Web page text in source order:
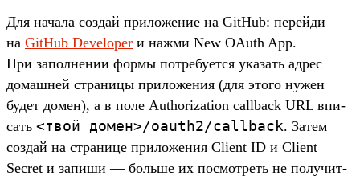
Для начала соз­дай при­ложе­ние на GitHub: перей­ди
на GitHub Developer и наж­ми New OAuth App.
При запол­нении фор­мы пот­ребу­ется ука­зать адрес
домаш­ней стра­ницы при­ложе­ния (для это­го нужен
будет домен), а в поле Authorization callback URL впи­
сать <твой домен>/oauth2/callback. Затем
соз­дай на стра­нице при­ложе­ния Client ID и Client
Secret и запиши — боль­ше их пос­мотреть не получит­